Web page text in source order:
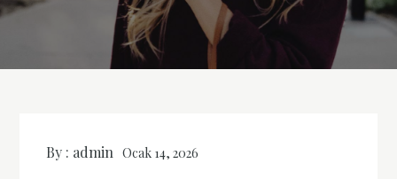
By : admin Ocak 14, 2026